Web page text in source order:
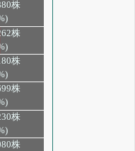
株
株
株
株
株
株